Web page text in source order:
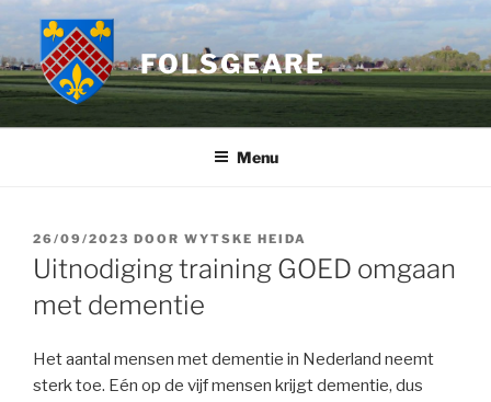
de
inhoud
FOLSGEARE
Menu
GEPLAATST
OP
26/09/2023 DOOR WYTSKE HEIDA
Uitnodiging training GOED omgaan
met dementie
Het aantal mensen met dementie in Nederland neemt
sterk toe. Eén op de vijf mensen krijgt dementie, dus